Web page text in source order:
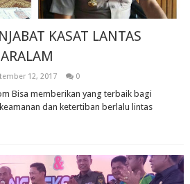
KASAT LANTAS
12, 2017 0
Bisa memberikan yang terbaik bagi
dan ketertiban berlalu lintas